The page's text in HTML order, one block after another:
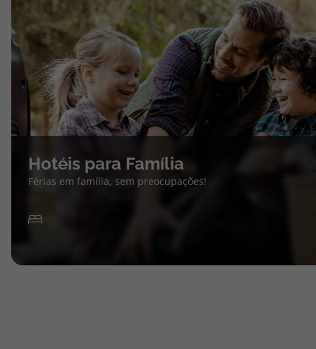
Hotéis para Família
Férias em família, sem preocupações!